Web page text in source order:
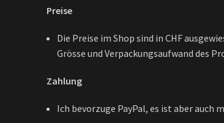
Preise
Die Preise im Shop sind in CHF
Grösse und Verpackungsaufwand des
Zahlung
Ich bevorzuge PayPal, es ist aber auch